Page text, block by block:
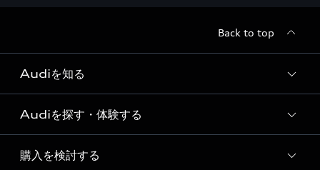
Back to top
Audiを知る
Audi ブランド
Story of Progress
Audiを探す・体験する
ディーラー検索
購入を検討する